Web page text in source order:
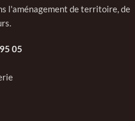
l'aménagement de territoire, de
05